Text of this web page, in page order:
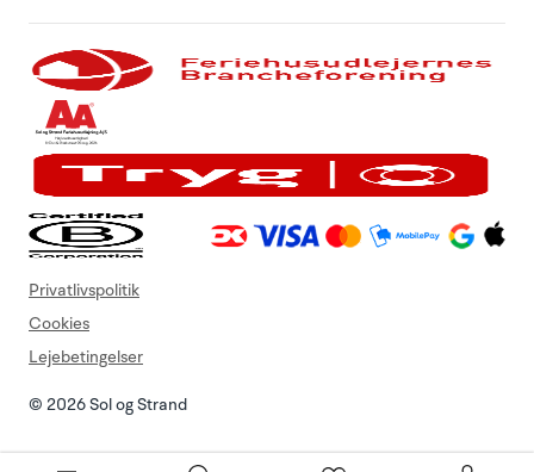
© 2026 Sol og Strand
Privatlivspolitik
Cookies
Lejebetingelser